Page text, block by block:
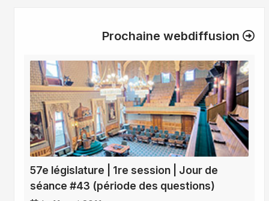
Prochaine webdiffusion
57e législature | 1re session | Jour de
séance #43 (période des questions)